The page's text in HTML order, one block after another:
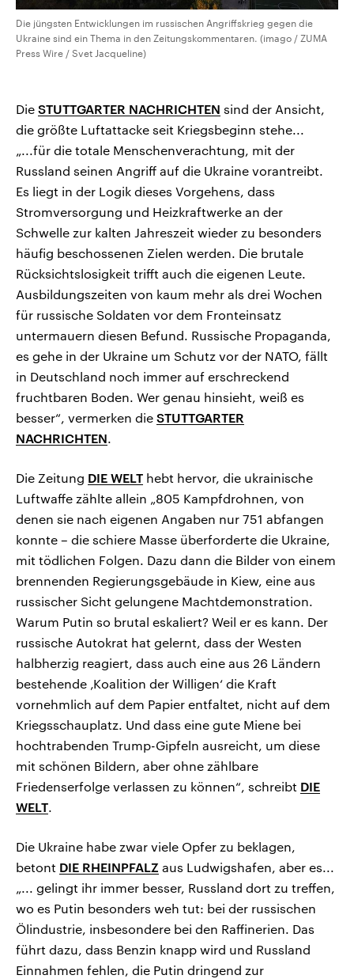
Die jüngsten Entwicklungen im russischen Angriffskrieg gegen die
Ukraine sind ein Thema in den Zeitungskommentaren. (imago / ZUMA
Press Wire / Svet Jacqueline)
Die STUTTGARTER NACHRICHTEN sind der Ansicht,
die größte Luftattacke seit Kriegsbeginn stehe...
„...für die totale Menschenverachtung, mit der
Russland seinen Angriff auf die Ukraine vorantreibt.
Es liegt in der Logik dieses Vorgehens, dass
Stromversorgung und Heizkraftwerke an der
Schwelle zur kalten Jahreszeit wieder zu besonders
häufig beschossenen Zielen werden. Die brutale
Rücksichtslosigkeit trifft auch die eigenen Leute.
Ausbildungszeiten von kaum mehr als drei Wochen
für russische Soldaten vor dem Fronteinsatz
untermauern diesen Befund. Russische Propaganda,
es gehe in der Ukraine um Schutz vor der NATO, fällt
in Deutschland noch immer auf erschreckend
fruchtbaren Boden. Wer genau hinsieht, weiß es
besser“, vermerken die STUTTGARTER
NACHRICHTEN.
Die Zeitung DIE WELT hebt hervor, die ukrainische
Luftwaffe zählte allein „805 Kampfdrohnen, von
denen sie nach eigenen Angaben nur 751 abfangen
konnte – die schiere Masse überforderte die Ukraine,
mit tödlichen Folgen. Dazu dann die Bilder von einem
brennenden Regierungsgebäude in Kiew, eine aus
russischer Sicht gelungene Machtdemonstration.
Warum Putin so brutal eskaliert? Weil er es kann. Der
russische Autokrat hat gelernt, dass der Westen
halbherzig reagiert, dass auch eine aus 26 Ländern
bestehende ‚Koalition der Willigen‘ die Kraft
vornehmlich auf dem Papier entfaltet, nicht auf dem
Kriegsschauplatz. Und dass eine gute Miene bei
hochtrabenden Trump-Gipfeln ausreicht, um diese
mit schönen Bildern, aber ohne zählbare
Friedenserfolge verlassen zu können“, schreibt DIE
WELT.
Die Ukraine habe zwar viele Opfer zu beklagen,
betont DIE RHEINPFALZ aus Ludwigshafen, aber es...
„... gelingt ihr immer besser, Russland dort zu treffen,
wo es Putin besonders weh tut: bei der russischen
Ölindustrie, insbesondere bei den Raffinerien. Das
führt dazu, dass Benzin knapp wird und Russland
Einnahmen fehlen, die Putin dringend zur